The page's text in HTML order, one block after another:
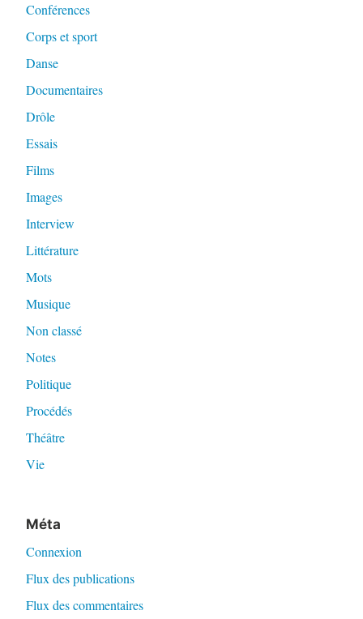
Conférences
Corps et sport
Danse
Documentaires
Drôle
Essais
Films
Images
Interview
Littérature
Mots
Musique
Non classé
Notes
Politique
Procédés
Théâtre
Vie
Méta
Connexion
Flux des publications
Flux des commentaires